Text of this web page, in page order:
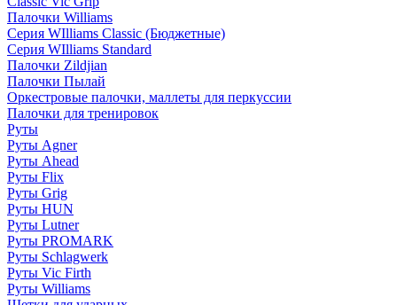
Палочки Williams
Серия WIlliams Classic (Бюджетные)
Серия WIlliams Standard
Палочки Zildjian
Палочки Пылай
Оркестровые палочки, маллеты для перкуссии
Палочки для тренировок
Руты
Руты Agner
Руты Ahead
Руты Flix
Руты Grig
Руты HUN
Руты Lutner
Руты PROMARK
Руты Schlagwerk
Руты Vic Firth
Руты Williams